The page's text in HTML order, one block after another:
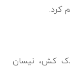
کرد.
کش، نیسان